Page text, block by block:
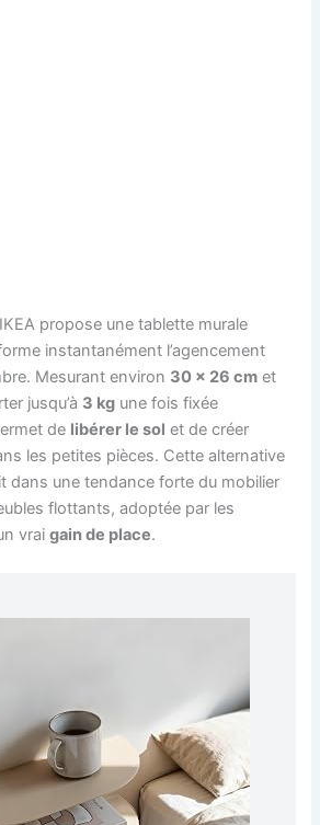
propose une tablette murale
instantanément l’agencement
Mesurant environ 30 x 26 cm et
jusqu’à 3 kg une fois fixée
de libérer le sol et de créer
les petites pièces. Cette alternative
dans une tendance forte du mobilier
flottants, adoptée par les
vraigain de place.